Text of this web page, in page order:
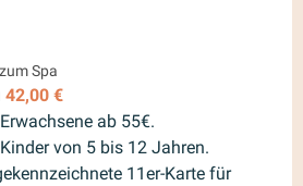
Spa
42,00 €
ab 55€.
von 5 bis 12 Jahren.
11er-Karte für